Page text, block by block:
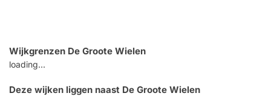
Wijkgrenzen De Groote Wielen
loading...
Deze wijken liggen naast De Groote Wielen